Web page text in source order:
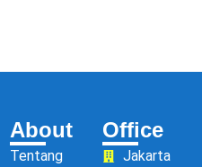
About
Tentang
Office
Jakarta